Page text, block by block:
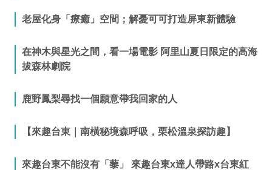
老屋化身「療癒」空間；解憂可可打造屏東新體驗
在神木與星光之間，看一場電影 阿里山夏日限定的高海
拔森林劇院
鹿野鳳梨尋找一個願意帶我回家的人
【來趣台東｜南橫秘境森呼吸，栗松溫泉探訪趣】
來趣台東不能沒有「藜」 來趣台東x達人帶路x台東紅